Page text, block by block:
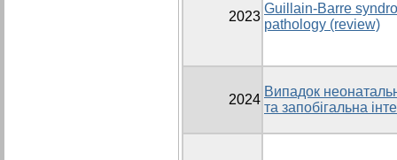
2023
Guillain-Barre
pathology (review)
2024
Випадок
та запобігальна